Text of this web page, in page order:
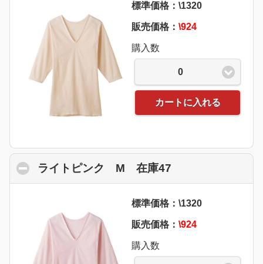
標準価格：\1320
販売価格： \924
購入数
0
カートに入れる
ライトピンク M 在庫47
標準価格：\1320
販売価格： \924
購入数